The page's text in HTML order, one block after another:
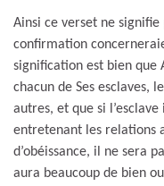
Ainsi ce verset ne signifie
confirmation
signification est bien que
chacun de Ses esclaves,
autres, et que si
entretenant les relations
d’obéissance, il ne sera
aura beaucoup de bien